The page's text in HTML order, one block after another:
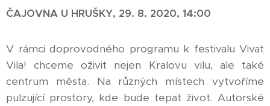
ČAJOVNA U HRUŠKY, 29. 8. 2020, 14:00
V rámci doprovodného programu k festivalu Vivat
Vila! chceme oživit nejen Kralovu vilu, ale také
centrum města. Na různých místech vytvoříme
pulzující prostory, kde bude tepat život. Autorské